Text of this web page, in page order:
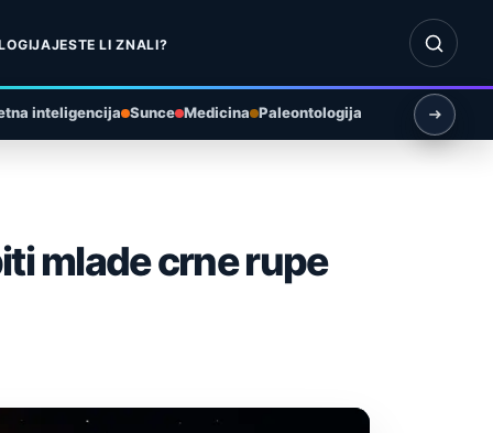
JESTE LI ZNALI?
Otvori
inteligencija Sunce Medicina Paleontologija
mlade crne rupe